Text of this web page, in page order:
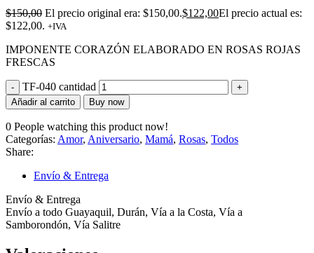
$150,00 El precio original era: $150,00.$122,00El precio actual es:
$122,00. +IVA
IMPONENTE CORAZÓN ELABORADO EN ROSAS ROJAS
FRESCAS
TF-040 cantidad
Añadir al carrito Buy now
0 People watching this product now!
Categorías: Amor, Aniversario, Mamá, Rosas, Todos
Share:
Envío & Entrega
Envío & Entrega
Envío a todo Guayaquil, Durán, Vía a la Costa, Vía a
Samborondón, Vía Salitre